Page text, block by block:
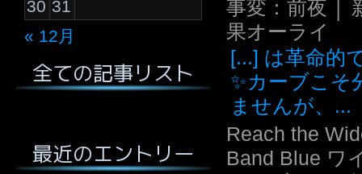
« 12月
30 31
全ての記事リスト
最近のエントリー
事変：前夜 │
果オーライ
[...] は革命的
✨カーブこそ
ませんが、...
Reach the
Band Blue ワ